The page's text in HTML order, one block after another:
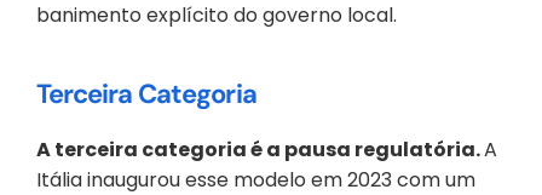
banimento explícito do governo local.
Terceira Categoria
A terceira categoria é a pausa regulatória. A
Itália inaugurou esse modelo em 2023 com um